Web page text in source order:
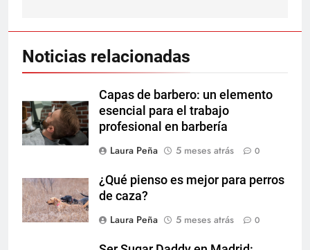
Noticias relacionadas
Capas de barbero: un elemento
esencial para el trabajo
profesional en barbería
Laura Peña
5 meses atrás 0
¿Qué pienso es mejor para perros
de caza?
Laura Peña
5 meses atrás 0